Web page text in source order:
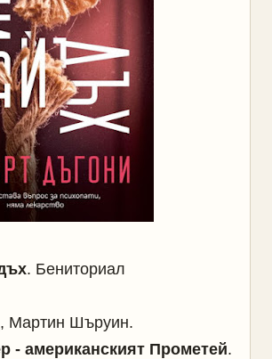
. Бениториал
Мартин Шъруин.
- американският Прометей.